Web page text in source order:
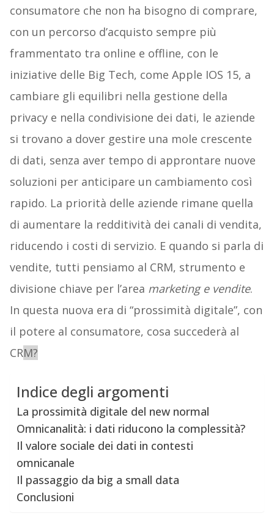
consumatore che non ha bisogno di comprare,
con un percorso d’acquisto sempre più
frammentato tra online e offline, con le
iniziative delle Big Tech, come Apple IOS 15, a
cambiare gli equilibri nella gestione della
privacy e nella condivisione dei dati, le aziende
si trovano a dover gestire una mole crescente
di dati, senza aver tempo di approntare nuove
soluzioni per anticipare un cambiamento così
rapido. La priorità delle aziende rimane quella
di aumentare la redditività dei canali di vendita,
riducendo i costi di servizio. E quando si parla di
vendite, tutti pensiamo al CRM, strumento e
divisione chiave per l’area marketing e vendite.
In questa nuova era di “prossimità digitale”, con
il potere al consumatore, cosa succederà al
CRM?
Indice degli argomenti
La prossimità digitale del new normal
Omnicanalità: i dati riducono la complessità?
Il valore sociale dei dati in contesti
omnicanale
Il passaggio da big a small data
Conclusioni